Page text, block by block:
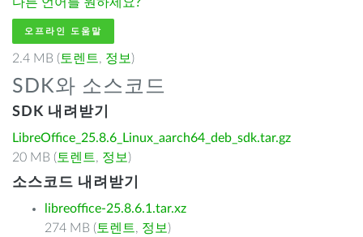
오프라인 도움말
2.4 MB ( 토렌트, 정보 )
SDK와 소스코드
SDK 내려받기
LibreOffice_25.8.6_Linux_aarch64_deb_sdk.tar.gz
20 MB ( 토렌트, 정보 )
소스코드 내려받기
libreoffice-25.8.6.1.tar.xz
274 MB ( 토렌트, 정보 )